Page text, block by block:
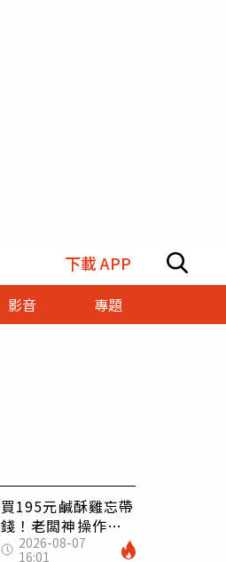
下載 APP
影音 專題
買195元鹹酥雞忘帶
錢！老闆神操作
「倒找5元」 全網
2026-08-07
16:01